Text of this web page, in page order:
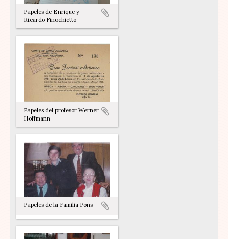
Papeles de Enrique y
Ricardo Finochietto
Papeles del profesor Werner
Hoffmann
Papeles de la Familia Pons